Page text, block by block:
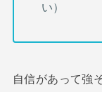
い）
自信があって強